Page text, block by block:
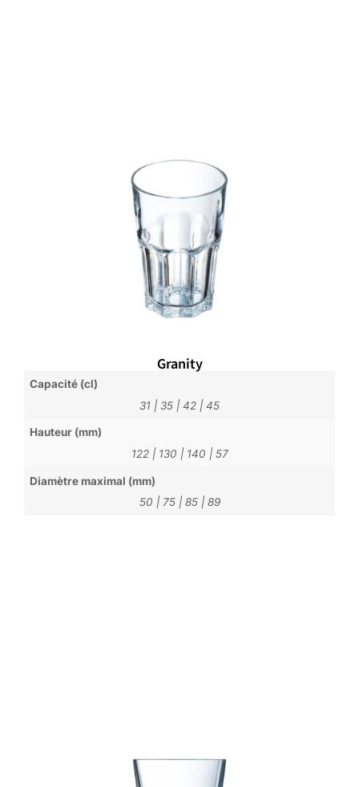
Granity
Capacité (cl)
31 | 35 | 42 | 45
Hauteur (mm)
122| 130 | 140 | 57
Diamètre maximal (mm)
50 | 75| 85| 89